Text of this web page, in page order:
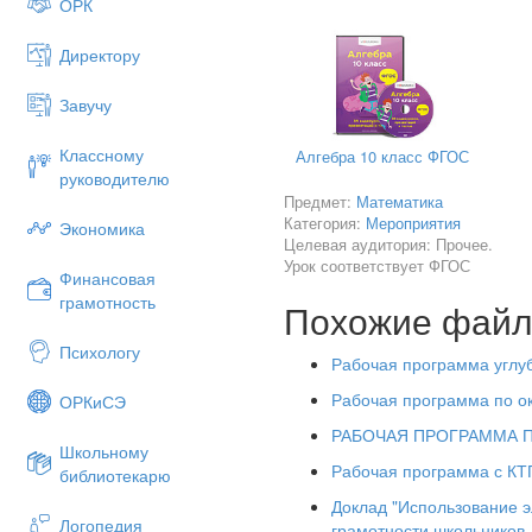
ОРК
Директору
Завучу
Классному
руководителю
Экономика
Финансовая
грамотность
Психологу
ОРКиСЭ
Школьному
библиотекарю
Логопедия
его приложений. Были
пространства. Эти
относительности, которые
Понятие вектора
величиной и
ускорение и др.,
указанные физические
требованиями новой
школьного курса
Вектор с началом в
обозначаться малыми
Вектор в геометрии
проясняет
отрезок однозначно
скажем, вектор АВ
обратно, параллельный
направленный отрезок АВ.
Алгебра 10 класс ФГОС
Предмет: Математика
Категория: Мероприятия
Целевая аудитория: Прочее.
Урок соответствует ФГОС
Похожие
Рабочая программа
Рабочая программа по
РАБОЧАЯ ПРОГРАММА
Рабочая программа с
Доклад "Использование